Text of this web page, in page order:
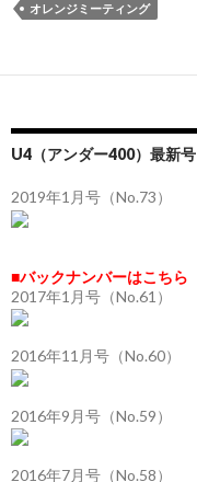
オレンジミーティング
U4（アンダー400）最新号
2019年1月号（No.73）
■バックナンバーはこちら
2017年1月号（No.61）
2016年11月号（No.60）
2016年9月号（No.59）
2016年7月号（No.58）